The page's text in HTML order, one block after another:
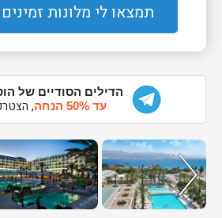
תמצאו לי מלונות
הדילים הסודיים של
עד 50% הנחה
,